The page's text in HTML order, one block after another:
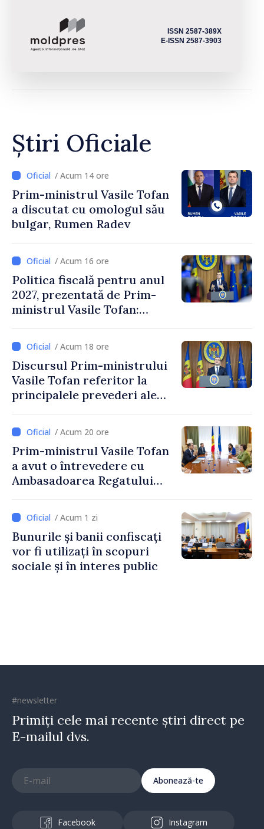
ISSN 2587-389X
E-ISSN 2587-3903
Știri Oficiale
/ Acum 14 ore
Prim-ministrul Vasile Tofan
a discutat cu omologul său
bulgar, Rumen Radev
/ Acum 16 ore
Politica fiscală pentru anul
2027, prezentată de Prim-
ministrul Vasile Tofan:
stimularea investițiilor și o
taxare mai echitabilă
/ Acum 18 ore
Discursul Prim-ministrului
Vasile Tofan referitor la
principalele prevederi ale
2027
/ Acum 20 ore
Prim-ministrul Vasile Tofan
a avut o întrevedere cu
Ambasadoarea Regatului
Irlandei de Nord, Fern
Horine / Acum 1 zi
Bunurile și banii confiscați
vor fi utilizați în scopuri
sociale și în interes public
#newsletter
Primiți cele mai recente știri direct pe
E-mailul dvs.
Abonează-te
Facebook Instagram